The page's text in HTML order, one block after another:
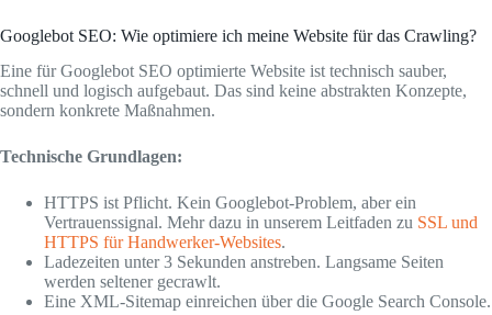
Googlebot SEO: Wie optimiere ich meine Website für das Crawling?
Eine für Googlebot SEO optimierte Website ist technisch sauber,
schnell und logisch aufgebaut. Das sind keine abstrakten Konzepte,
sondern konkrete Maßnahmen.
Technische Grundlagen:
HTTPS ist Pflicht. Kein Googlebot-Problem, aber ein
Vertrauenssignal. Mehr dazu in unserem Leitfaden zu SSL und
HTTPS für Handwerker-Websites.
Ladezeiten unter 3 Sekunden anstreben. Langsame Seiten
werden seltener gecrawlt.
Eine XML-Sitemap einreichen über die Google Search Console.